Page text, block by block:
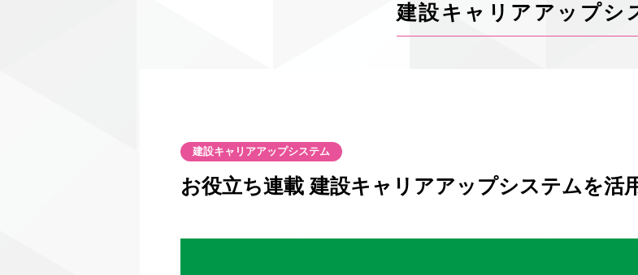
建設キャリアアップシ
建設キャリアアップシステム
お役立ち連載 建設キャリアアップシステムを活